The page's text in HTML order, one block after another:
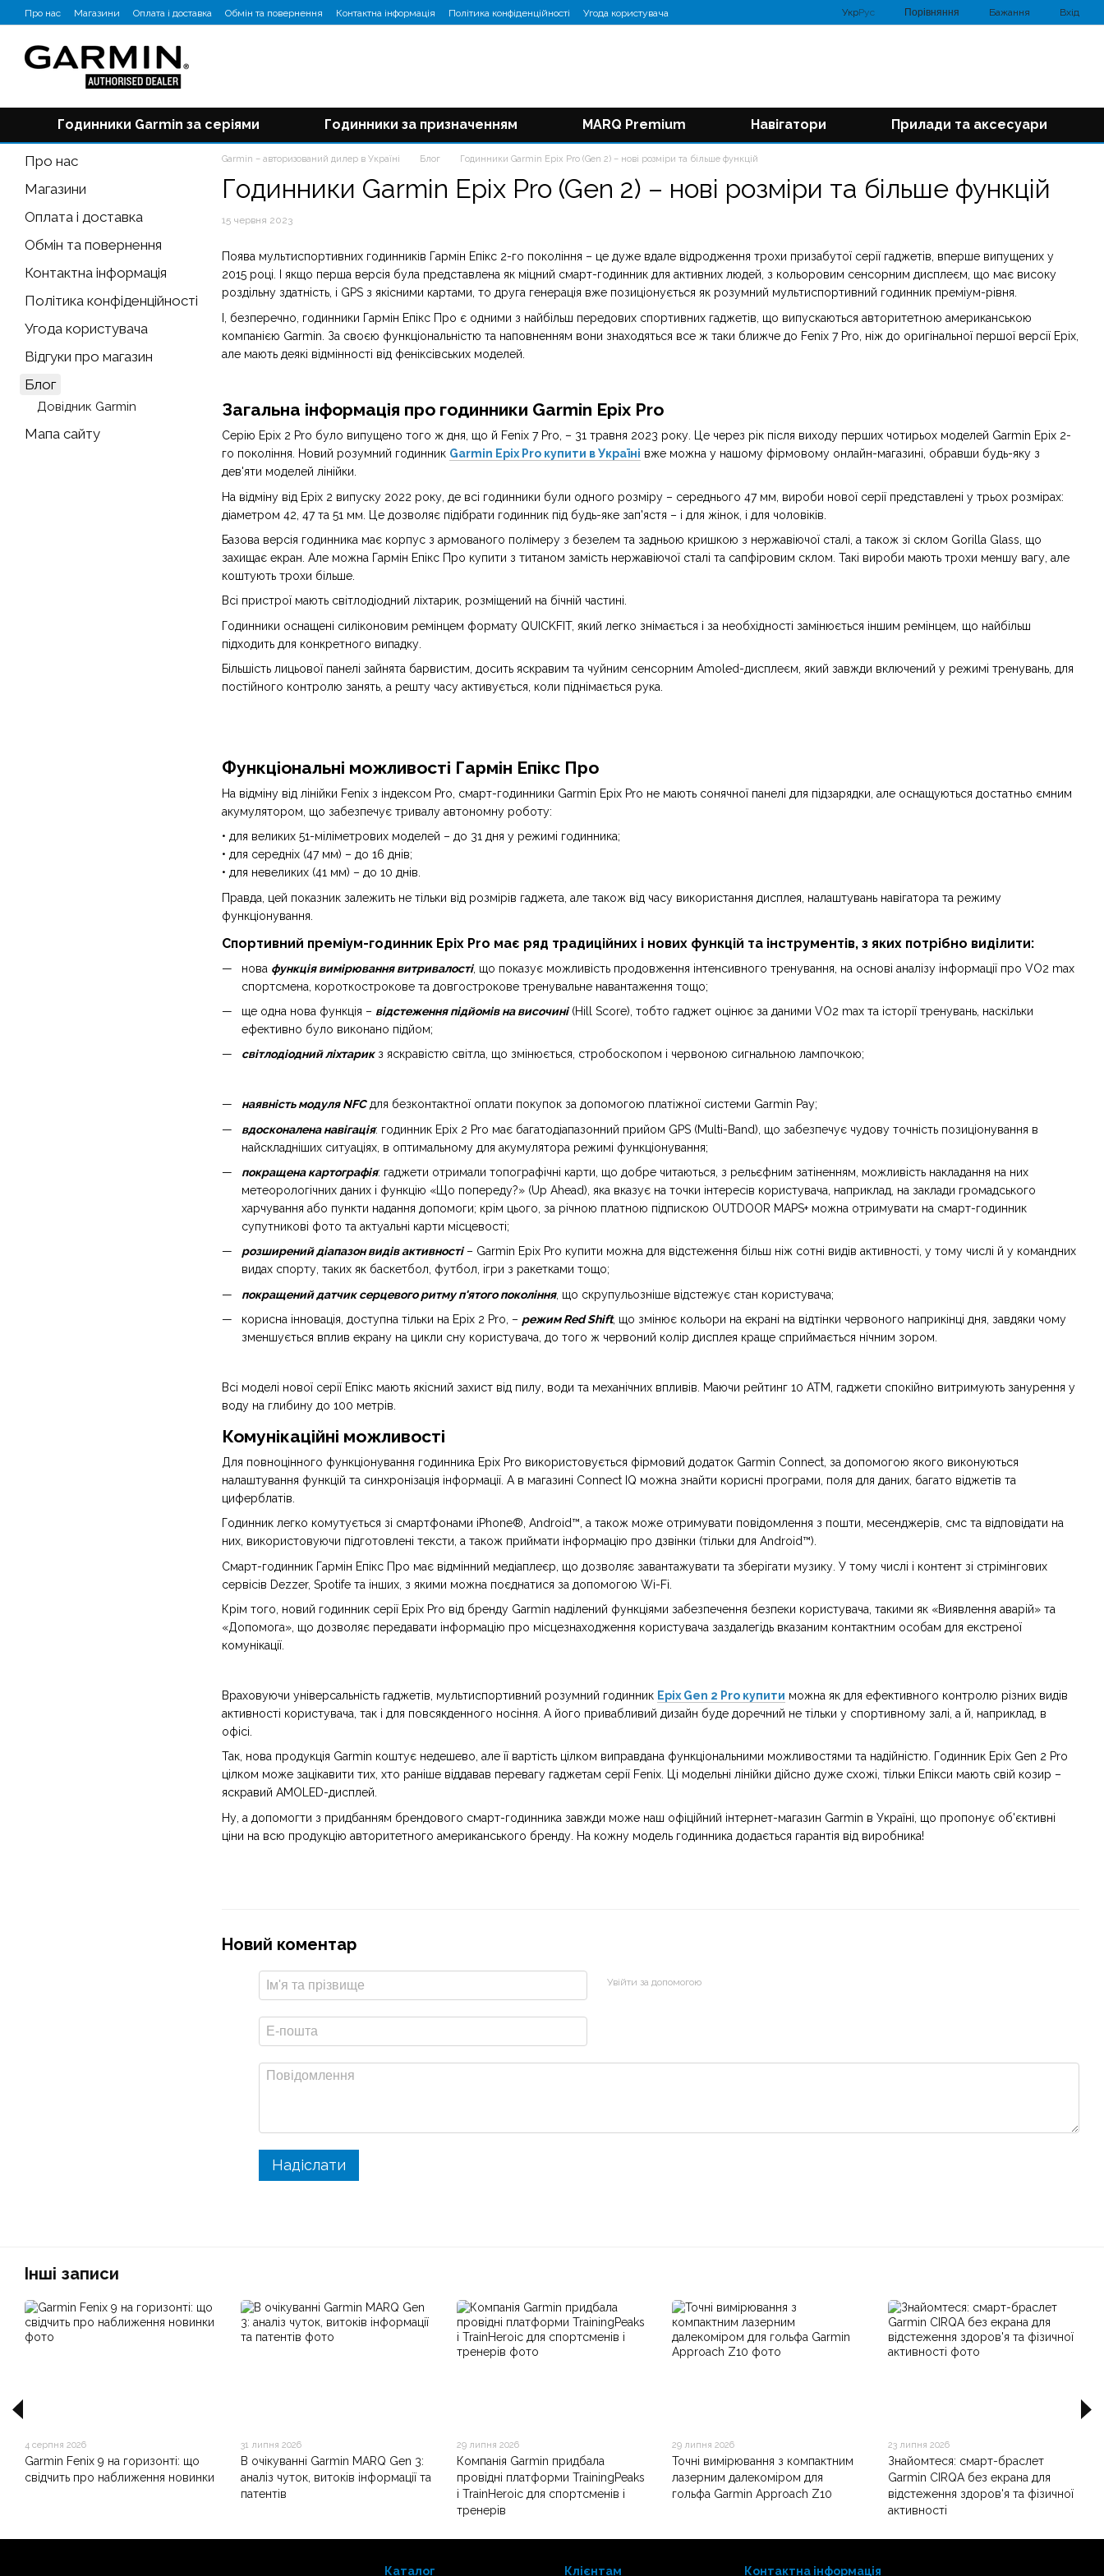
Перейти до основного контенту
Про нас Магазини Оплата і доставка Обмін та повернення Контактна інформація Політика конфіденційності
Угода користувача
Відгуки про магазин
Блог
УкрРус Порівняння Бажання Вхід
Годинники Garmin за серіями Годинники за призначенням MARQ Premium Навігатори Прилади та аксесуари
Garmin – авторизований дилер в Україні Блог Годинники Garmin Epix Pro (Gen 2) – нові розміри та більше функцій
Годинники Garmin Epix Pro (Gen 2) – нові розміри та більше функцій
15 червня 2023
Поява мультиспортивних годинників Гармін Епікс 2-го покоління – це дуже вдале відродження трохи призабутої серії гаджетів, вперше випущених у
2015 році. І якщо перша версія була представлена як міцний смарт-годинник для активних людей, з кольоровим сенсорним дисплеєм, що має високу
роздільну здатність, і GPS з якісними картами, то друга генерація вже позиціонується як розумний мультиспортивний годинник преміум-рівня.
І, безперечно, годинники Гармін Епікс Про є одними з найбільш передових спортивних гаджетів, що випускаються авторитетною американською
компанією Garmin. За своєю функціональністю та наповненням вони знаходяться все ж таки ближче до Fenix 7 Pro, ніж до оригінальної першої версії Epix,
але мають деякі відмінності від феніксівських моделей.
Загальна інформація про годинники Garmin Epix Pro
Серію Epix 2 Pro було випущено того ж дня, що й Fenix 7 Pro, – 31 травня 2023 року. Це через рік після виходу перших чотирьох моделей Garmin Epix 2-
го покоління. Новий розумний годинник Garmin Epix Pro купити в Україні вже можна у нашому фірмовому онлайн-магазині, обравши будь-яку з
дев'яти моделей лінійки.
На відміну від Epix 2 випуску 2022 року, де всі годинники були одного розміру – середнього 47 мм, вироби нової серії представлені у трьох розмірах:
діаметром 42, 47 та 51 мм. Це дозволяє підібрати годинник під будь-яке зап'ястя – і для жінок, і для чоловіків.
Базова версія годинника має корпус з армованого полімеру з безелем та задньою кришкою з нержавіючої сталі, а також зі склом Gorilla Glass, що
захищає екран. Але можна Гармін Епікс Про купити з титаном замість нержавіючої сталі та сапфіровим склом. Такі вироби мають трохи меншу вагу, але
коштують трохи більше.
Всі пристрої мають світлодіодний ліхтарик, розміщений на бічній частині.
Годинники оснащені силіконовим ремінцем формату QUICKFIT, який легко знімається і за необхідності замінюється іншим ремінцем, що найбільш
підходить для конкретного випадку.
Більшість лицьової панелі зайнята барвистим, досить яскравим та чуйним сенсорним Amoled-дисплеєм, який завжди включений у режимі тренувань, для
постійного контролю занять, а решту часу активується, коли піднімається рука.
Функціональні можливості Гармін Епікс Про
На відміну від лінійки Fenix з індексом Pro, смарт-годинники Garmin Epix Pro не мають сонячної панелі для підзарядки, але оснащуються достатньо ємним
акумулятором, що забезпечує тривалу автономну роботу:
• для великих 51-міліметрових моделей – до 31 дня у режимі годинника;
• для середніх (47 мм) – до 16 днів;
• для невеликих (41 мм) – до 10 днів.
Правда, цей показник залежить не тільки від розмірів гаджета, але також від часу використання дисплея, налаштувань навігатора та режиму
функціонування.
Спортивний преміум-годинник Epix Pro має ряд традиційних і нових функцій та інструментів, з яких потрібно виділити:
нова функція вимірювання витривалості, що показує можливість продовження інтенсивного тренування, на основі аналізу інформації про VO2 max
спортсмена, короткострокове та довгострокове тренувальне навантаження тощо;
ще одна нова функція – відстеження підйомів на височині(Hill Score), тобто гаджет оцінює за даними VO2 max та історії тренувань, наскільки
ефективно було виконано підйом;
світлодіодний ліхтарикз яскравістю світла, що змінюється, стробоскопом і червоною сигнальною лампочкою;
наявність модуля NFC для безконтактної оплати покупок за допомогою платіжної системи Garmin Pay;
вдосконалена навігація: годинник Epix 2 Pro має багатодіапазонний прийом GPS (Multi-Band), що забезпечує чудову точність позиціонування в
найскладніших ситуаціях, в оптимальному для акумулятора режимі функціонування;
покращена картографія: гаджети отримали топографічні карти, що добре читаються, з рельєфним затіненням, можливість накладання на них
метеорологічних даних і функцію «Що попереду?» (Up Ahead), яка вказує на точки інтересів користувача, наприклад, на заклади громадського
харчування або пункти надання допомоги; крім цього, за річною платною підпискою OUTDOOR MAPS+ можна отримувати на смарт-годинник
супутникові фото та актуальні карти місцевості;
розширений діапазон видів активності– Garmin Epix Pro купити можна для відстеження більш ніж сотні видів активності, у тому числі й у командних
видах спорту, таких як баскетбол, футбол, ігри з ракетками тощо;
покращений датчик серцевого ритму п'ятого покоління, що скрупульозніше відстежує стан користувача;
корисна інновація, доступна тільки на Epix 2 Pro, – режим Red Shift, що змінює кольори на екрані на відтінки червоного наприкінці дня, завдяки чому
зменшується вплив екрану на цикли сну користувача, до того ж червоний колір дисплея краще сприймається нічним зором.
Всі моделі нової серії Епікс мають якісний захист від пилу, води та механічних впливів. Маючи рейтинг 10 АТМ, гаджети спокійно витримують занурення у
воду на глибину до 100 метрів.
Комунікаційні можливості
Для повноцінного функціонування годинника Epix Pro використовується фірмовий додаток Garmin Connect, за допомогою якого виконуються
налаштування функцій та синхронізація інформації. А в магазині Connect IQ можна знайти корисні програми, поля для даних, багато віджетів та
циферблатів.
Годинник легко комутується зі смартфонами iPhone®, Android™, а також може отримувати повідомлення з пошти, месенджерів, смс та відповідати на
них, використовуючи підготовлені тексти, а також приймати інформацію про дзвінки (тільки для Android™).
Смарт-годинник Гармін Епікс Про має відмінний медіаплеєр, що дозволяє завантажувати та зберігати музику. У тому числі і контент зі стрімінгових
сервісів Dezzer, Spotife та інших, з якими можна поєднатися за допомогою Wi-Fi.
Крім того, новий годинник серії Epix Pro від бренду Garmin наділений функціями забезпечення безпеки користувача, такими як «Виявлення аварій» та
«Допомога», що дозволяє передавати інформацію про місцезнаходження користувача заздалегідь вказаним контактним особам для екстреної
комунікації.
Враховуючи універсальність гаджетів, мультиспортивний розумний годинник Epix Gen 2 Pro купити можна як для ефективного контролю різних видів
активності користувача, так і для повсякденного носіння. А його привабливий дизайн буде доречний не тільки у спортивному залі, а й, наприклад, в
офісі.
Так, нова продукція Garmin коштує недешево, але її вартість цілком виправдана функціональними можливостями та надійністю. Годинник Epix Gen 2 Pro
цілком може зацікавити тих, хто раніше віддавав перевагу гаджетам серії Fenix. Ці модельні лінійки дійсно дуже схожі, тільки Епікси мають свій козир –
яскравий AMOLED-дисплей.
Ну, а допомогти з придбанням брендового смарт-годинника завжди може наш офіційний інтернет-магазин Garmin в Україні, що пропонує об'єктивні
ціни на всю продукцію авторитетного американського бренду. На кожну модель годинника додається гарантія від виробника!
Новий коментар
Увійти за допомогою
Надіслати
Про нас
Магазини
Оплата і доставка
Обмін та повернення
Контактна інформація
Політика конфіденційності
Угода користувача
Відгуки про магазин
Блог
Довідник Garmin
Мапа сайту
Інші записи
4 серпня 2026
Garmin Fenix 9 на горизонті: що
свідчить про наближення новинки
31 липня 2026
В очікуванні Garmin MARQ Gen 3:
аналіз чуток, витоків інформації та
патентів
29 липня 2026
Компанія Garmin придбала
провідні платформи TrainingPeaks
і TrainHeroic для спортсменів і
тренерів
29 липня 2026
Точні вимірювання з компактним
лазерним далекоміром для
гольфа Garmin Approach Z10
23 липня 2026
Знайомтеся: смарт-браслет
Garmin CIRQA без екрана для
відстеження здоров'я та фізичної
активності
Каталог Клієнтам Контактна інформація